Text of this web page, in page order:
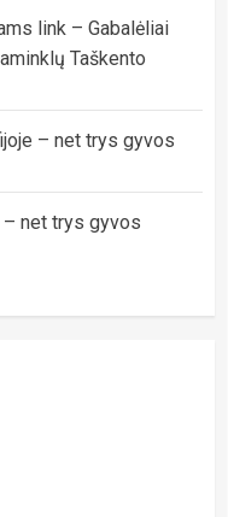
link – Gabalėliai
Taškento
– net trys gyvos
net trys gyvos